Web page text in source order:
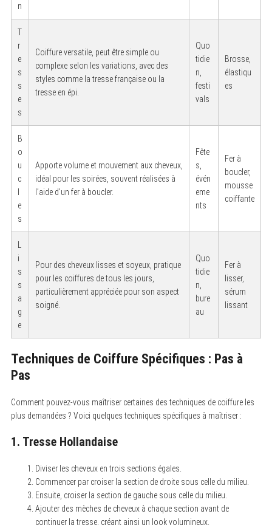
n
T
r
e
s
s
e
s
Coiffure versatile, peut être simple ou
complexe selon les variations, avec des
styles comme la tresse française ou la
tresse en épi.
Quo
tidie
n,
festi
vals
Brosse,
élastiqu
es
B
o
u
c
e
s
Apporte volume et mouvement aux cheveux,
idéal pour les soirées, souvent réalisées à
l’aide d’un fer à boucler.
Fête
s,
évén
eme
nts
Fer à
boucler,
mousse
coiffante
i
s
s
a
g
e
Pour des cheveux lisses et soyeux, pratique
pour les coiffures de tous les jours,
particulièrement appréciée pour son aspect
soigné.
Quo
tidie
n,
bure
au
Fer à
lisser,
sérum
lissant
Techniques de Coiffure Spécifiques : Pas à
Pas
Comment pouvez-vous maîtriser certaines des techniques de coiffure les
plus demandées ? Voici quelques techniques spécifiques à maîtriser :
1. Tresse Hollandaise
Diviser les cheveux en trois sections égales.
Commencer par croiser la section de droite sous celle du milieu.
Ensuite, croiser la section de gauche sous celle du milieu.
Ajouter des mèches de cheveux à chaque section avant de
continuer la tresse, créant ainsi un look volumineux.
S
e
r
c
h